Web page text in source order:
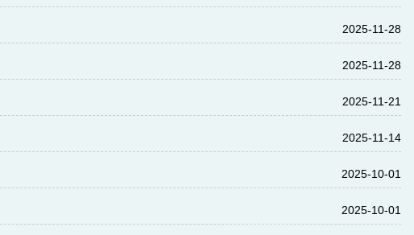
2025-11-28
2025-11-28
2025-11-21
2025-11-14
2025-10-01
2025-10-01